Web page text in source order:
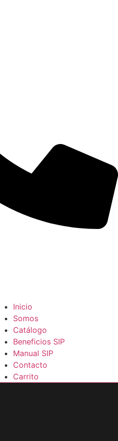
Inicio
Somos
Catálogo
Beneficios SIP
Manual SIP
Contacto
Carrito